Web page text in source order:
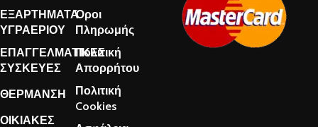
ΕΞΑΡΤΗΜΑΤΑ
ΥΓΡΑΕΡΙΟΥ
ΕΠΑΓΓΕΛΜΑΤΙΚΕΣ
ΣΥΣΚΕΥΕΣ
ΘΕΡΜΑΝΣΗ
ΟΙΚΙΑΚΕΣ
Όροι
Πληρωμής
Πολιτική
Απορρήτου
Πολιτική
Cookies